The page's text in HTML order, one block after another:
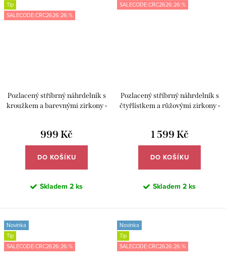
Tip
SALECODE:CRC2626:26:%
Pozlacený stříbrný náhrdelník s
kroužkem a barevnými zirkony -
999 Kč
DO KOŠÍKU
Skladem 2 ks
SALECODE:CRC2626:26:%
Pozlacený stříbrný náhrdelník s
čtyřlístkem a růžovými zirkony -
1 599 Kč
DO KOŠÍKU
Skladem 2 ks
Novinka
Tip
SALECODE:CRC2626:26:%
Novinka
Tip
SALECODE:CRC2626:26:%